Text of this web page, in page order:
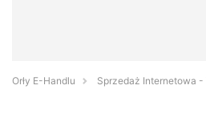
Orły E-Handlu Sprzedaż Internetowa -